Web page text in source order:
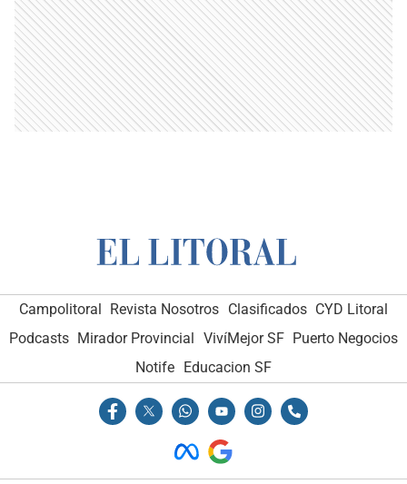
Campolitoral Revista Nosotros Clasificados CYD Litoral
Podcasts Mirador Provincial VivíMejor SF Puerto Negocios
Notife Educacion SF